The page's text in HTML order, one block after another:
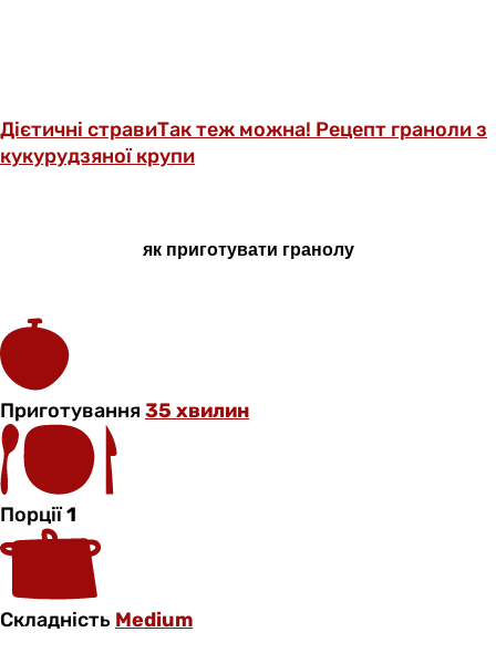
Дієтичні стравиТак теж можна! Рецепт граноли з
кукурудзяної крупи
як приготувати гранолу
Приготування35 хвилин
Порції1
Складність Medium